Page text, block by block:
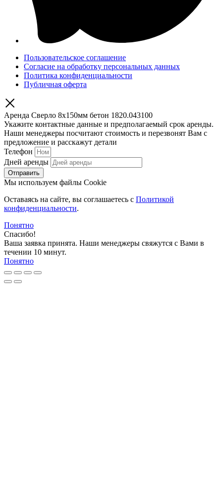
Пользовательское соглашение
Согласие на обработку персональных данных
Политика конфиденциальности
Публичная оферта
Аренда Сверло 8х150мм бетон 1820.043100
Укажите контактные данные и предполагаемый срок аренды.
Наши менеджеры посчитают стоимость и перезвонят Вам с
предложение и расскажут детали
Телефон
Дней аренды
Отправить
Мы используем файлы Cookie
Оставаясь на сайте, вы соглашаетесь c Политикой
конфиденциальности.
Понятно
Спасибо!
Ваша заявка принята. Наши менеджеры свяжутся с Вами в
течении 10 минут.
Понятно